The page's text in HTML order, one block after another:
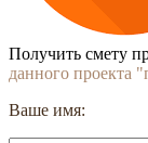
Получить смету
данного проекта
Ваше имя: